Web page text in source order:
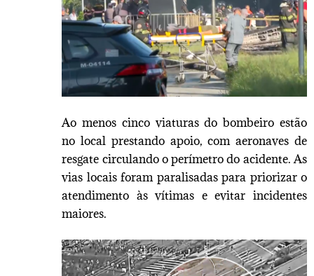
Ao menos cinco viaturas do bombeiro estão
no local prestando apoio, com aeronaves de
resgate circulando o perímetro do acidente. As
vias locais foram paralisadas para priorizar o
atendimento às vítimas e evitar incidentes
maiores.